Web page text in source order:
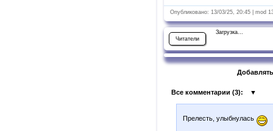
Опубликовано: 13/03/25, 20:45 | mod
Читатели
Загрузка...
Все комментарии (3): ▼
Прелесть, улыбнулась